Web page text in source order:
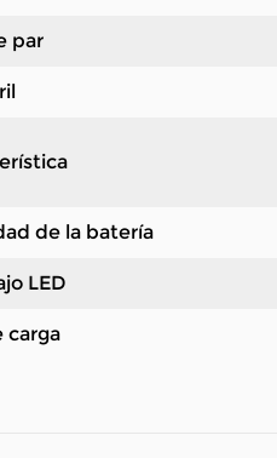
par
de la batería
LED
carga